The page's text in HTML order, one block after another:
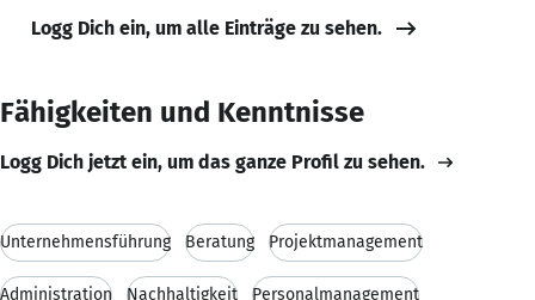
Logg Dich ein, um alle Einträge zu sehen.
Fähigkeiten und Kenntnisse
Logg Dich jetzt ein, um das ganze Profil zu sehen.
Unternehmensführung Beratung Projektmanagement
Administration Nachhaltigkeit Personalmanagement